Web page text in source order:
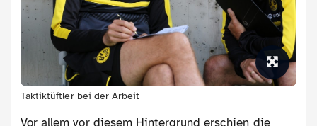
Taktiktüftler bei der Arbeit
Vor allem vor diesem Hintergrund erschien die